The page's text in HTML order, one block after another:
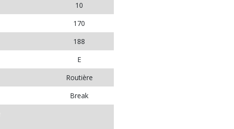
10
170
188
E
Routière
Break